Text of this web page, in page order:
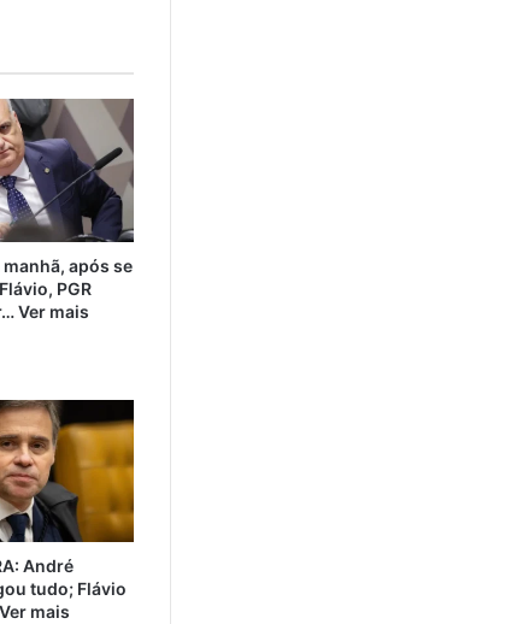
manhã, após se
PGR
Ver mais
André
tudo; Flávio
mais